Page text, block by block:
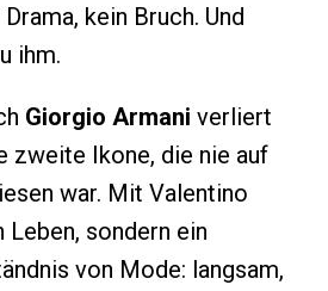
kein Bruch. Und
ihm.
Giorgio Armani verliert
zweite Ikone, die nie auf
war. Mit Valentino
Leben, sondern ein
von Mode: langsam,